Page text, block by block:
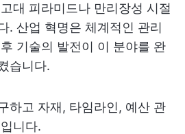
대 피라미드나 만리장성 시절
. 산업 혁명은 체계적인 관리
기술의 발전이 이 분야를 완
습니다.
하고 자재, 타임라인, 예산 관
니다.